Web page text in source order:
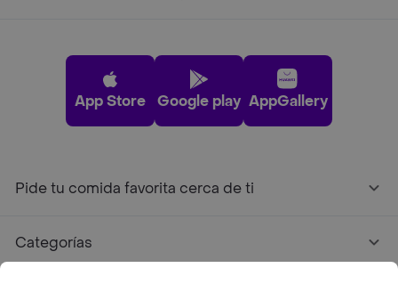
App Store Google play AppGallery
Pide tu comida favorita cerca de ti
Categorías